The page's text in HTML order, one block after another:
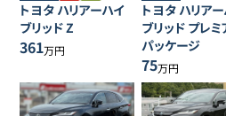
トヨタ ハリアーハイ
ブリッドZ
361万円
トヨタ ハリア
ブリッド プレミ
パッケージ
75万円